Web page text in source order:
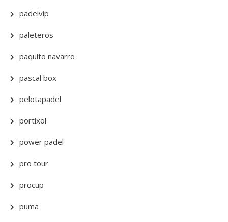
padelvip
paleteros
paquito navarro
pascal box
pelotapadel
portixol
power padel
pro tour
procup
puma